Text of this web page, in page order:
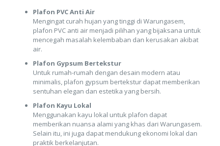
Plafon PVC Anti Air
Mengingat curah hujan yang tinggi di Warungasem,
plafon PVC anti air menjadi pilihan yang bijaksana untuk
mencegah masalah kelembaban dan kerusakan akibat
air.
Plafon Gypsum Bertekstur
Untuk rumah-rumah dengan desain modern atau
minimalis, plafon gypsum bertekstur dapat memberikan
sentuhan elegan dan estetika yang bersih.
Plafon Kayu Lokal
Menggunakan kayu lokal untuk plafon dapat
memberikan nuansa alami yang khas dari Warungasem.
Selain itu, ini juga dapat mendukung ekonomi lokal dan
praktik berkelanjutan.